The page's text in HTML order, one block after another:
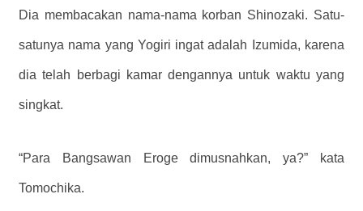
Dia membacakan nama-nama korban Shinozaki. Satu-
satunya nama yang Yogiri ingat adalah Izumida, karena
dia telah berbagi kamar dengannya untuk waktu yang
singkat.
“Para Bangsawan Eroge dimusnahkan, ya?” kata
Tomochika.